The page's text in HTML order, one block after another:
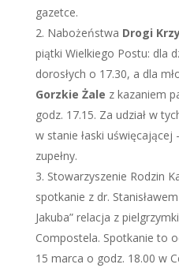
gazetce.
Nabożeństwa Drogi
piątki Wielkiego Postu: dla
dorosłych o 17.30, a dla
Gorzkie Żale z kazaniem
godz. 17.15. Za udział w
w stanie łaski
zupełny.
Stowarzyszenie Rodzin
spotkanie z dr.
Jakuba” relacja z
Compostela. Spotkanie to
15 marca o godz. 18.00 w